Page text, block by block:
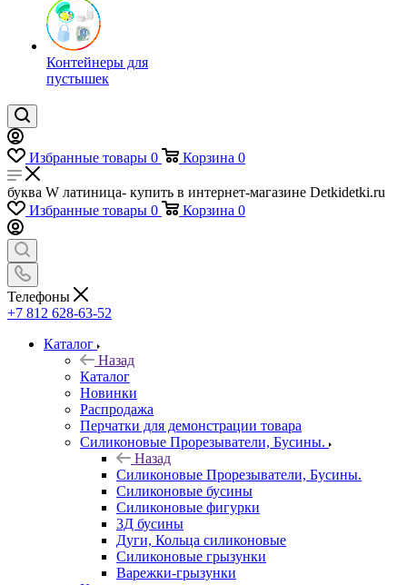
Контейнеры для
пустышек
Избранные товары 0 Корзина 0
буква W латиница- купить в интернет-магазине Detkidetki.ru
Избранные товары 0 Корзина 0
Телефоны
+7 812 628-63-52
Каталог
Назад
Каталог
Новинки
Распродажа
Перчатки для демонстрации товара
Силиконовые Прорезыватели, Бусины.
Назад
Силиконовые Прорезыватели, Бусины.
Силиконовые бусины
Силиконовые фигурки
3Д бусины
Дуги, Кольца силиконовые
Силиконовые грызунки
Варежки-грызунки